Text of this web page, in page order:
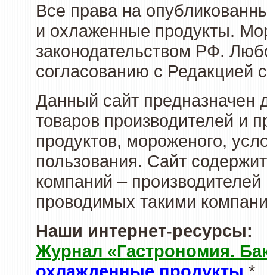
Все права на
и охлаженные продукты.
законодательством РФ.
согласованию с Редакцией
Данный сайт предназначен
товаров производителей и
продуктов, мороженого,
пользования. Сайт
компаний –
проводимых такими
Наши интернет-ресурсы:
Журнал «Гастрономия.